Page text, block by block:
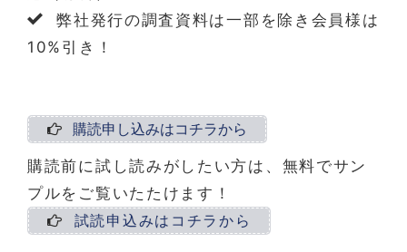
弊社発行の調査資料は一部を除き会員様は
10%引き！
購読申し込みはコチラから
購読前に試し読みがしたい方は、無料でサン
プルをご覧いたたけます！
試読申込みはコチラから